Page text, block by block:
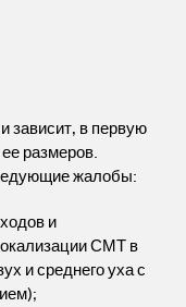
зависит, в первую
размеров.
жалобы:
и
СМТ в
и среднего уха с